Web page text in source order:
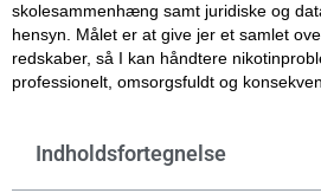
skolesammenhæng samt juridiske og
hensyn. Målet er at give jer et samlet
redskaber, så I kan håndtere
professionelt, omsorgsfuldt og
Indholdsfortegnelse